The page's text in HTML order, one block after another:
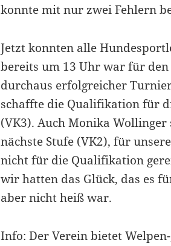
konnte mit nur zwei Fehlern
Jetzt konnten alle
bereits um 13 Uhr war für
durchaus erfolgreicher
schaffte die Qualifikation für
(VK3). Auch Monika
nächste Stufe (VK2), für
nicht für die Qualifikation
wir hatten das Glück, das es
aber nicht heiß war.
Info: Der Verein bietet